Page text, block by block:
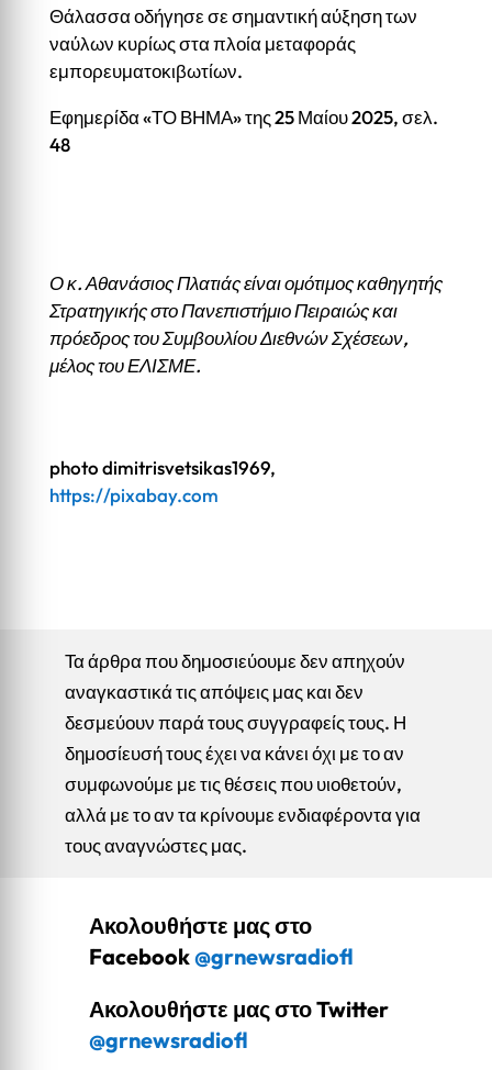
Θάλασσα οδήγησε σε σημαντική αύξηση των
ναύλων κυρίως στα πλοία μεταφοράς
εμπορευματοκιβωτίων.
Εφημερίδα «ΤΟ ΒΗΜΑ» της 25 Μαίου 2025, σελ.
48
Ο κ. Αθανάσιος Πλατιάς είναι ομότιμος καθηγητής
Στρατηγικής στο Πανεπιστήμιο Πειραιώς και
πρόεδρος του Συμβουλίου Διεθνών Σχέσεων,
μέλος του ΕΛΙΣΜΕ.
photo dimitrisvetsikas1969,
https://pixabay.com
Τα άρθρα που δημοσιεύουμε δεν απηχούν
αναγκαστικά τις απόψεις μας και δεν
δεσμεύουν παρά τους συγγραφείς τους. Η
δημοσίευσή τους έχει να κάνει όχι με το αν
συμφωνούμε με τις θέσεις που υιοθετούν,
αλλά με το αν τα κρίνουμε ενδιαφέροντα για
τους αναγνώστες μας.
Ακολουθήστε μας στο
Facebook@grnewsradiofl
Ακολουθήστε μας στο Twitter
@grnewsradiofl